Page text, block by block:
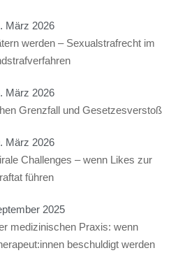
März 2026
werden – Sexualstrafrecht im
März 2026
Grenzfall und Gesetzesverstoß
März 2026
Challenges – wenn Likes zur
führen
2025
medizinischen Praxis: wenn
beschuldigt werden